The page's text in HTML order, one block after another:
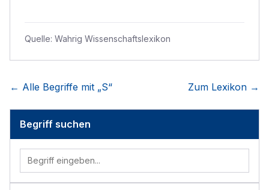
Quelle: Wahrig Wissenschaftslexikon
← Alle Begriffe mit „S“ Zum Lexikon →
Begriff suchen